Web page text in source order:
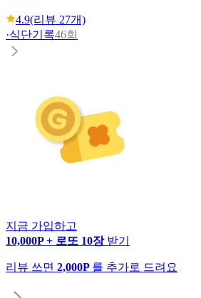
4.9(리뷰 27개)
·식단기록46회
지금 가입하고
10,000P + 로또 10장 받기
리뷰 쓰면 2,000P 를 추가로 드려요